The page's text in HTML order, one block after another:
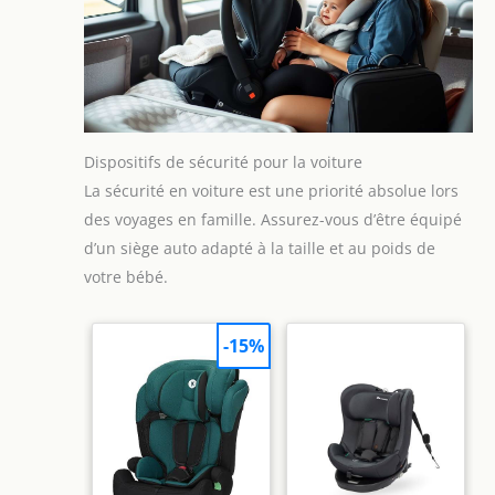
Dispositifs de sécurité pour la voiture
La sécurité en voiture est une priorité absolue lors
des voyages en famille. Assurez-vous d’être équipé
d’un siège auto adapté à la taille et au poids de
votre bébé.
-15%